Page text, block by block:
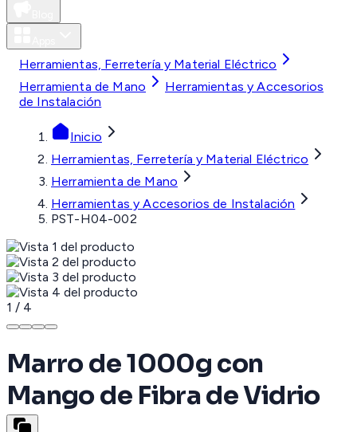
Herramientas, Ferretería y Material Eléctrico
Herramienta de Mano
Herramientas y Accesorios
de Instalación
Inicio
Herramientas, Ferretería y Material Eléctrico
Herramienta de Mano
Herramientas y Accesorios de Instalación
PST-H04-002
1 / 4
Marro de 1000g con
Mango de Fibra de Vidrio